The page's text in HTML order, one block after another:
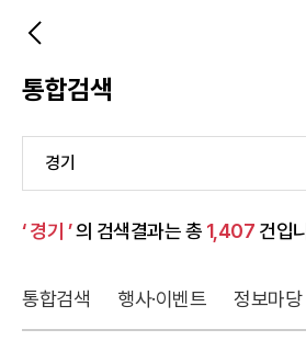
통합검색
‘ 경기 ’의 검색결과는 총 1,407 건입
통합검색 행사·이벤트 정보마당